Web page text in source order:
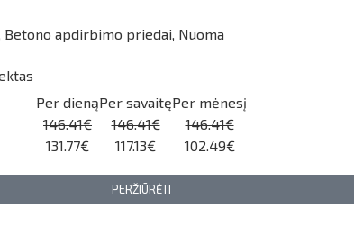
Betono apdirbimo priedai Nuoma
Per dieną
146.41€
131.77€
Per savaitę
146.41€
117.13€
Per mėnesį
146.41€
102.49€
PERŽIŪRĖTI